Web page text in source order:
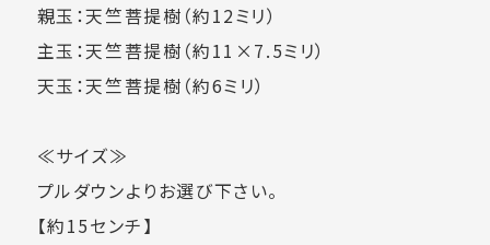
親玉：天竺菩提樹（約12ミリ）
主玉：天竺菩提樹（約11×7.5ミリ）
天玉：天竺菩提樹（約6ミリ）
≪サイズ≫
プルダウンよりお選び下さい。
【約15センチ】